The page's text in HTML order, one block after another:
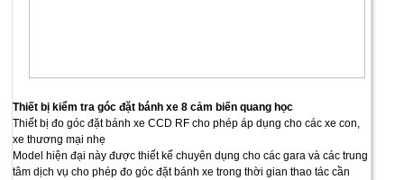
Thiết bị kiểm tra góc đặt bánh xe 8 cảm biến quang học
Thiết bị đo góc đặt bánh xe CCD RF cho phép áp dụng cho các xe con,
xe thương mại nhẹ
Model hiện đại này được thiết kế chuyên dụng cho các gara và các trung
tâm dịch vụ cho phép đo góc đặt bánh xe trong thời gian thao tác cần